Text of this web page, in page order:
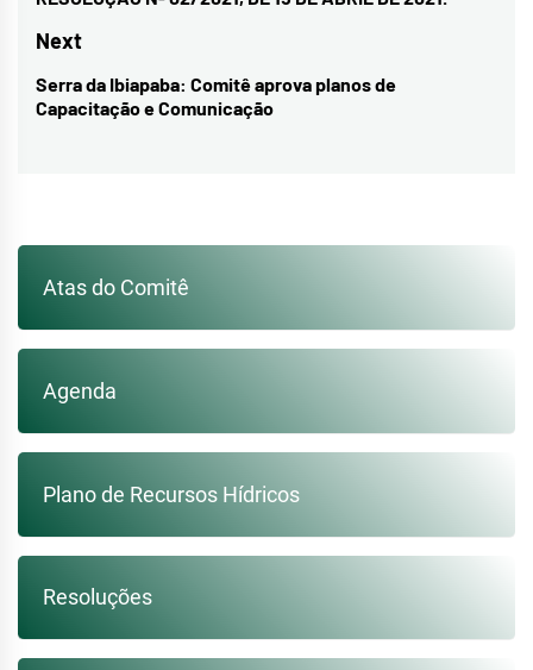
Post
post:
Next
Next
post:
Serra da Ibiapaba: Comitê aprova planos de
Capacitação e Comunicação
Atas do Comitê
Agenda
Plano de Recursos Hídricos
Resoluções